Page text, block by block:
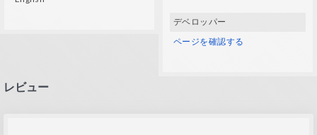
デベロッパー
ページを確認する
レビュー